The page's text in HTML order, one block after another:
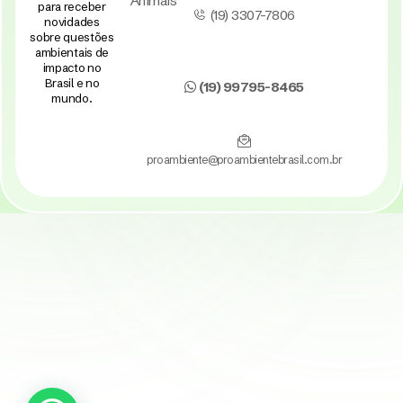
para receber
novidades
sobre questões
ambientais de
impacto no
Brasil e no
mundo.
(19) 3307-7806
(19) 99795-8465
proambiente@proambientebrasil.com.br